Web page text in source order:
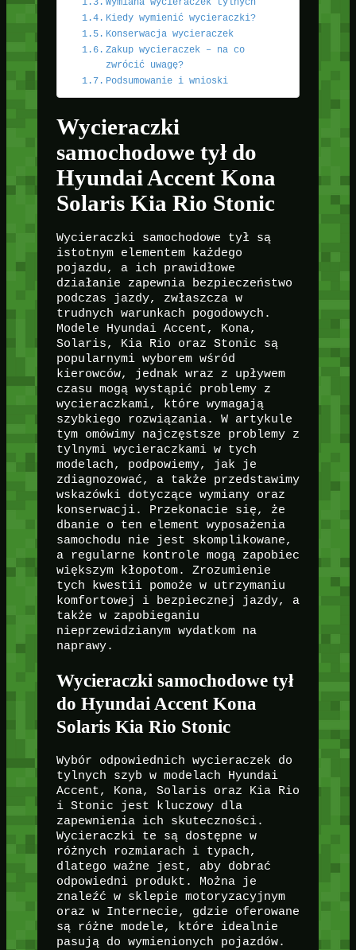
Wymiana wycieraczek tylnych
Kiedy wymienić wycieraczki?
Konserwacja wycieraczek
Zakup wycieraczek – na co
zwrócić uwagę?
Podsumowanie i wnioski
Wycieraczki
samochodowe tył do
Hyundai Accent Kona
Solaris Kia Rio Stonic
Wycieraczki samochodowe tył są
istotnym elementem każdego
pojazdu, a ich prawidłowe
działanie zapewnia bezpieczeństwo
podczas jazdy, zwłaszcza w
trudnych warunkach pogodowych.
Modele Hyundai Accent, Kona,
Solaris, Kia Rio oraz Stonic są
popularnymi wyborem wśród
kierowców, jednak wraz z upływem
czasu mogą wystąpić problemy z
wycieraczkami, które wymagają
szybkiego rozwiązania. W artykule
tym omówimy najczęstsze problemy z
tylnymi wycieraczkami w tych
modelach, podpowiemy, jak je
zdiagnozować, a także przedstawimy
wskazówki dotyczące wymiany oraz
konserwacji. Przekonacie się, że
dbanie o ten element wyposażenia
samochodu nie jest skomplikowane,
a regularne kontrole mogą zapobiec
większym kłopotom. Zrozumienie
tych kwestii pomoże w utrzymaniu
komfortowej i bezpiecznej jazdy, a
także w zapobieganiu
nieprzewidzianym wydatkom na
naprawy.
Wycieraczki samochodowe tył
do Hyundai Accent Kona
Solaris Kia Rio Stonic
Wybór odpowiednich wycieraczek do
tylnych szyb w modelach Hyundai
Accent, Kona, Solaris oraz Kia Rio
i Stonic jest kluczowy dla
zapewnienia ich skuteczności.
Wycieraczki te są dostępne w
różnych rozmiarach i typach,
dlatego ważne jest, aby dobrać
odpowiedni produkt. Można je
znaleźć w sklepie motoryzacyjnym
oraz w Internecie, gdzie oferowane
są różne modele, które idealnie
pasują do wymienionych pojazdów.